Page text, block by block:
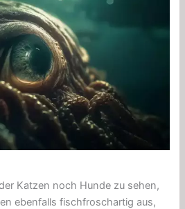
Katzen noch Hunde zu sehen,
ebenfalls fischfroschartig aus,